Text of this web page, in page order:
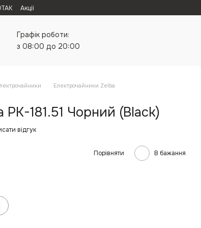
Акції
Графік роботи:
з 08:00 до 20:00
Електрочайники Zelba
181.51 Чорний (Black)
відгук
Порівняти В бажання